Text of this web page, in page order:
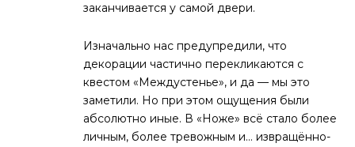
заканчивается у самой двери.
Изначально нас предупредили, что
декорации частично перекликаются с
квестом «Междустенье», и да — мы это
заметили. Но при этом ощущения были
абсолютно иные. В «Ноже» всё стало более
личным, более тревожным и… извращённо-